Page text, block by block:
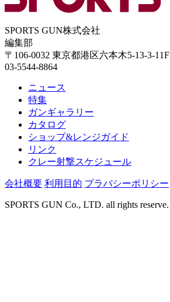
SPORTS GUN株式会社
編集部
〒106-0032 東京都港区六本木5-13-3-11F
03-5544-8864
ニュース
特集
ガンギャラリー
カタログ
ショップ&レンジガイド
リンク
クレー射撃スケジュール
会社概要 利用目的 プラバシーポリシー
SPORTS GUN Co., LTD. all rights reserve.